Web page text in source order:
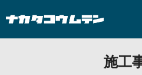
施工